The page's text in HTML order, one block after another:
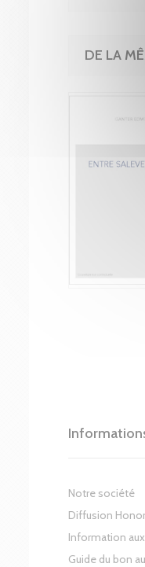
DE LA
Notre société
Diffusion
Information
Guide du bon